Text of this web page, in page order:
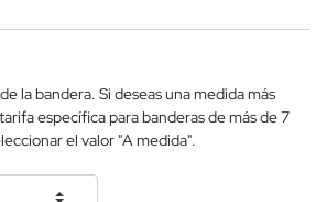
de la bandera. Si deseas una medida más
específica para banderas de más de 7
el valor "A medida".